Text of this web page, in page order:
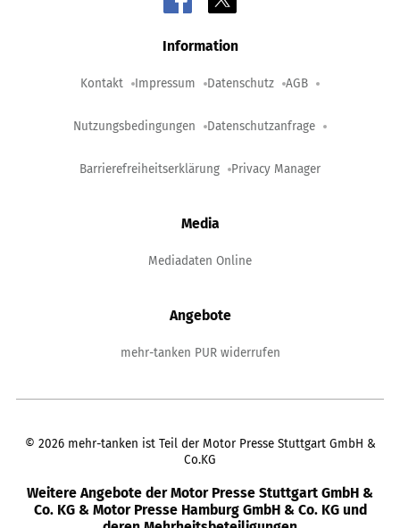
Information
Kontakt Impressum Datenschutz AGB
Nutzungsbedingungen Datenschutzanfrage
Barrierefreiheitserklärung Privacy Manager
Media
Mediadaten Online
Angebote
mehr-tanken PUR widerrufen
© 2026 mehr-tanken ist Teil der Motor Presse Stuttgart GmbH &
Co.KG
Weitere Angebote der Motor Presse Stuttgart GmbH &
Co. KG & Motor Presse Hamburg GmbH & Co. KG und